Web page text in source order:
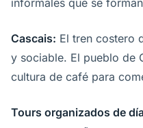
informales que se
Cascais: El tren costero
y sociable. El pueblo de
cultura de café para
Tours organizados de